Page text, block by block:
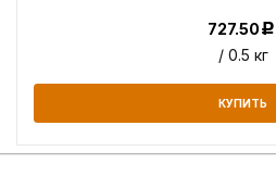
727.50Р
/ 0.5 кг
КУПИТЬ